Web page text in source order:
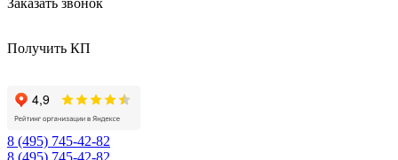
Получить КП
8 (495) 745-42-82
8 (495) 745-42-82